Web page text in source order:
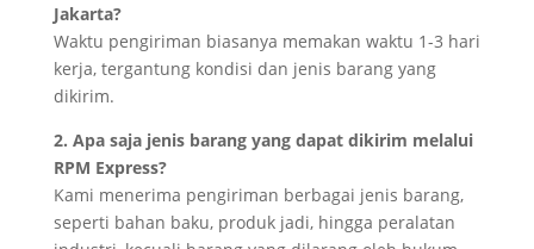
Jakarta?
Waktu pengiriman biasanya memakan waktu 1-3 hari
kerja, tergantung kondisi dan jenis barang yang
dikirim.
2. Apa saja jenis barang yang dapat dikirim melalui
RPM Express?
Kami menerima pengiriman berbagai jenis barang,
seperti bahan baku, produk jadi, hingga peralatan